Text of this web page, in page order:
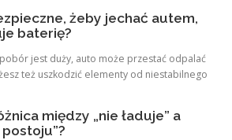
żeby jechać autem,
baterię?
jest duży, auto może przestać odpalać
też uszkodzić elementy od niestabilnego
między „nie ładuje” a